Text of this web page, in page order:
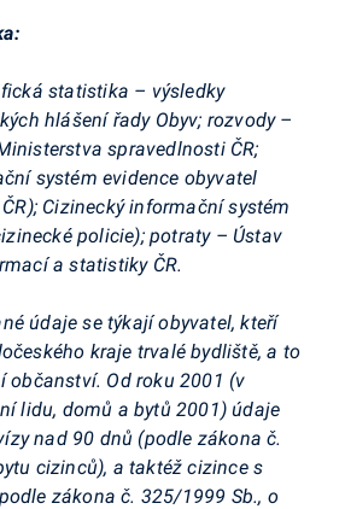
statistika – výsledky
hlášení řady Obyv; rozvody –
spravedlnosti ČR;
systém evidence obyvatel
Cizinecký informační systém
policie); potraty – Ústav
a statistiky ČR.
údaje se týkají obyvatel, kteří
kraje trvalé bydliště, a to
občanství. Od roku 2001 (v
lidu, domů a bytů 2001) údaje
nad 90 dnů (podle zákona č.
cizinců), a taktéž cizince s
zákona č. 325/1999 Sb., o